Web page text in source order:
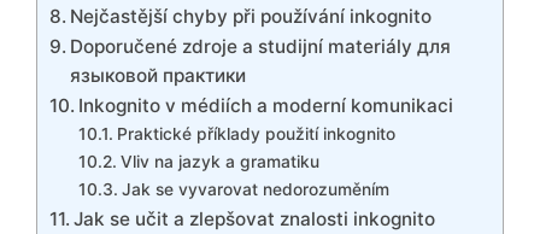
Nejčastější chyby při používání inkognito
Doporučené zdroje a studijní materiály для
языковой практики
Inkognito v médiích a moderní komunikaci
Praktické příklady použití inkognito
Vliv na jazyk a gramatiku
Jak se vyvarovat nedorozuměním
Jak se učit a zlepšovat znalosti inkognito